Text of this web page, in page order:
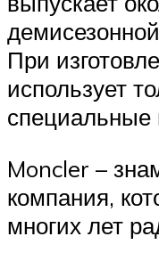
При
использует
Moncler –
компания,
многих лет